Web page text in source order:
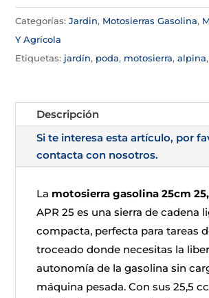
Categorías:Jardin, Motosierras Gasolina,
Y Agrícola
Etiquetas: jardín, poda, motosierra,alpina
Descripción
Si te interesa esta artículo, por
contacta con nosotros.
La motosierra gasolina 25cm
APR 25 es una sierra de cadena
compacta, perfecta para tareas
troceado donde necesitas la
autonomía de la gasolina sin
máquina pesada. Con sus 25,5